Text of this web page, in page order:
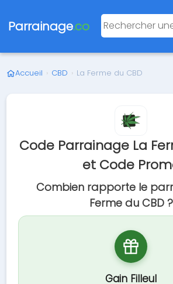
Parrainage.co
Accueil › CBD › La Ferme du CBD
Code Parrainage La
et Code
Combien rapporte le
Ferme du CBD ?
Gain Filleul